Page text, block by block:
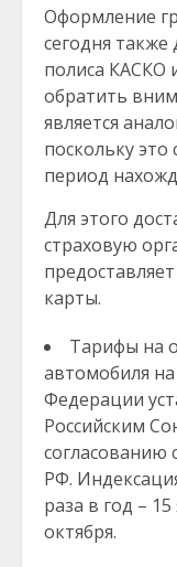
Оформление
сегодня
полиса КАСКО
обратить
является
поскольку
период
Для этого
страховую
карты.
Тарифы на
автомобиля
Федерации
Российским
согласованию
РФ.
раза в год –
октября.